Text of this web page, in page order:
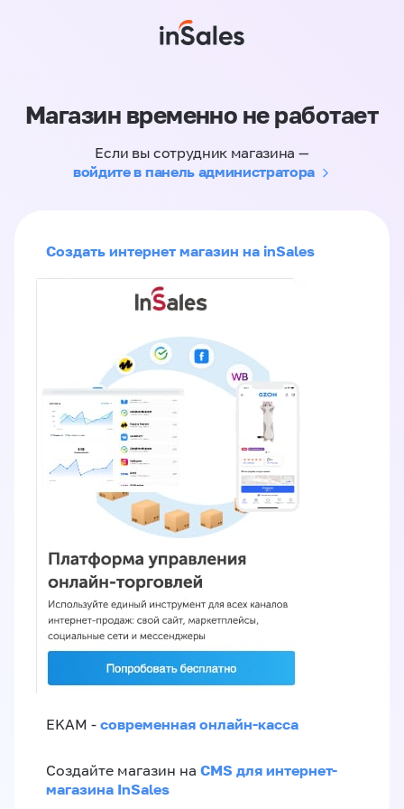
Магазин временно не работает
Если вы сотрудник магазина —
войдите в панель администратора
Создать интернет магазин на inSales
EKAM - современная онлайн-касса
Создайте магазин на CMS для интернет-
магазина InSales